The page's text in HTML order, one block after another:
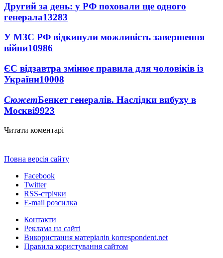
Другий за день: у РФ поховали ще одного
генерала13283
У МЗС РФ відкинули можливість завершення
війни10986
ЄС відзавтра змінює правила для чоловіків із
України10008
СюжетБенкет генералів. Наслідки вибуху в
Москві9923
Читати коментарі
Повна версія сайту
Facebook
Twitter
RSS-стрічки
E-mail розсилка
Контакти
Реклама на сайті
Використання матеріалів korrespondent.net
Правила користування сайтом